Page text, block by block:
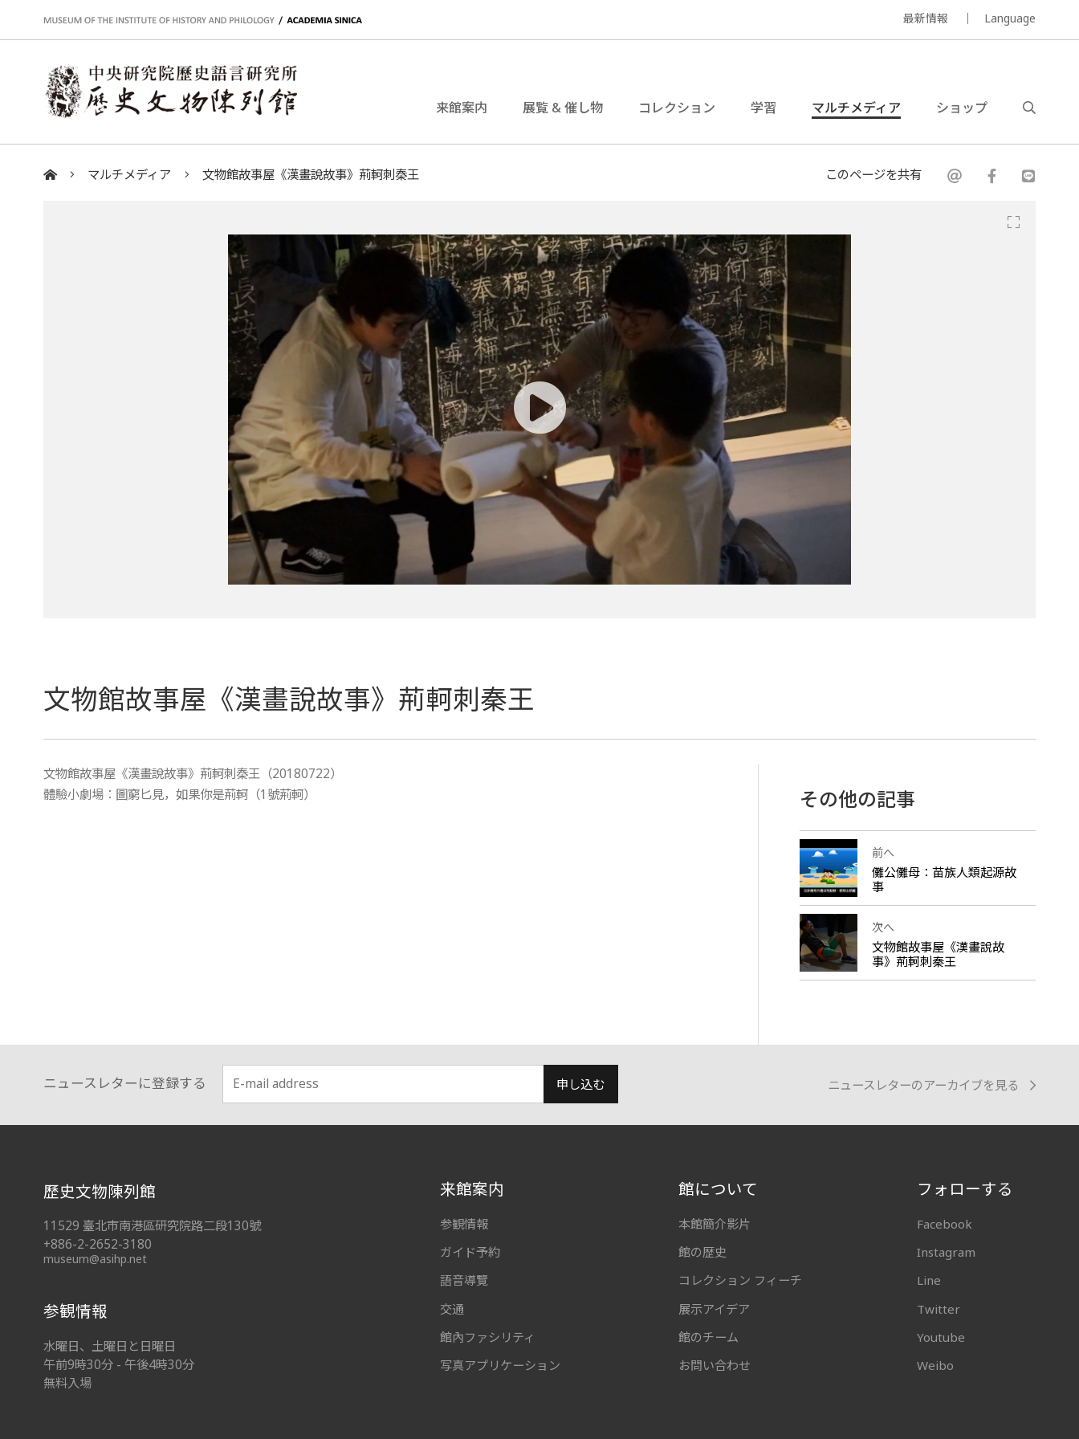
:::
最新情報 Language
来館案内 展覧 & 催し物 コレクション 学習 マルチメディア ショップ
マルチメディア 文物館故事屋《漢畫說故事》荊軻刺秦王 このページを共有
文物館故事屋《漢畫說故事》荊軻刺秦王
文物館故事屋《漢畫說故事》荊軻刺秦王（20180722）
體驗小劇場：圖窮匕見，如果你是荊軻（1號荊軻）
その他の記事
前へ
儺公儺母：苗族人類起源故
事
次へ
文物館故事屋《漢畫說故
事》荊軻刺秦王
ニュースレターに登録する 申し込む ニュースレターのアーカイブを見る
:::
歷史文物陳列館
11529 臺北市南港區研究院路二段130號
+886-2-2652-3180
museum@asihp.net
参観情報
水曜日、土曜日と日曜日
午前9時30分 - 午後4時30分
無料入場
来館案内
参観情報
ガイド予約
語音導覽
交通
館內ファシリティ
写真アプリケーション
館について
本館簡介影片
館の歴史
コレクション フィーチ
展示アイデア
館のチーム
お問い合わせ
フォローする
Facebook
Instagram
Line
Twitter
Youtube
Weibo